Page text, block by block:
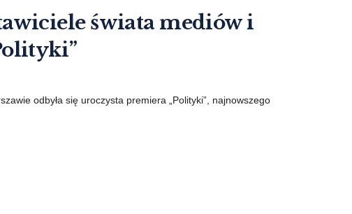
świata mediów i
odbyła się uroczysta premiera „Polityki”, najnowszego